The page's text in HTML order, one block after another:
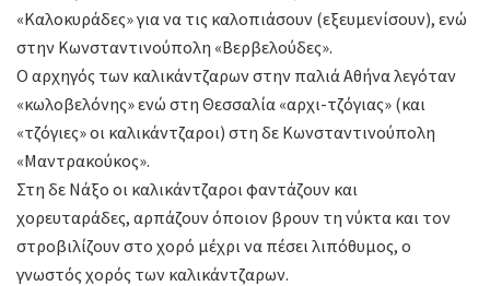
«Καλοκυράδες» για να τις καλοπιάσουν (εξευμενίσουν), ενώ
στην Κωνσταντινούπολη «Βερβελούδες».
Ο αρχηγός των καλικάντζαρων στην παλιά Αθήνα λεγόταν
«κωλοβελόνης» ενώ στη Θεσσαλία «αρχι-τζόγιας» (και
«τζόγιες» οι καλικάντζαροι) στη δε Κωνσταντινούπολη
«Μαντρακούκος».
Στη δε Νάξο οι καλικάντζαροι φαντάζουν και
χορευταράδες, αρπάζουν όποιον βρουν τη νύκτα και τον
στροβιλίζουν στο χορό μέχρι να πέσει λιπόθυμος, ο
γνωστός χορός των καλικάντζαρων.